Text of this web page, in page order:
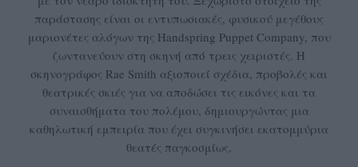
παράστασης είναι οι εντυπωσιακές, φυσικού μεγέθους
μαριονέτες αλόγων της Handspring Puppet Company, που
ζωντανεύουν στη σκηνή από τρεις χειριστές. Η
σκηνογράφος Rae Smith αξιοποιεί σχέδια, προβολές και
θεατρικές σκιές για να αποδώσει τις εικόνες και τα
συναισθήματα του πολέμου, δημιουργώντας μια
καθηλωτική εμπειρία που έχει συγκινήσει εκατομμύρια
θεατές παγκοσμίως.